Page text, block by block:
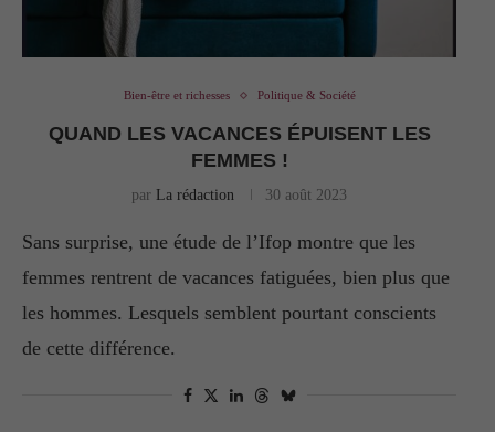
Bien-être et richesses Politique & Société
QUAND LES VACANCES ÉPUISENT LES
FEMMES !
par La rédaction 30 août 2023
Sans surprise, une étude de l’Ifop montre que les
femmes rentrent de vacances fatiguées, bien plus que
les hommes. Lesquels semblent pourtant conscients
de cette différence.